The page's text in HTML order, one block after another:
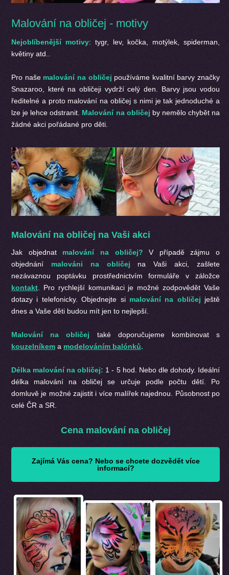
Malování na obličej - motivy
Nejoblíbenější motivy: tygr, lev, kočka, motýlek, spiderman,
květiny atd..
Pro naše malování na obličej používáme kvalitní barvy značky
Snazaroo, které na obličeji vydrží celý den. Barvy jsou vodou
ředitelné a proto malování na obličej s nimi je tak jednoduché a
lze je lehce odstranit. Malování na obličej by nemělo chybět na
žádné akci pořádané pro děti.
Malování na obličej na Vaši akci
Jak objednat malování na obličej? V případě zájmu o
objednání malováni na obličej na Vaši akci, zašlete
nezávaznou poptávku prostřednictvím formuláře v záložce
kontakt . Pro rychlejší komunikaci je možné zodpovědět Vaše
dotazy i telefonicky. Objednejte si malování na obličej ještě
dnes a Vaše děti budou mít jen to nejlepší.
Malování na obličej také doporučujeme kombinovat s
kouzelníkem a modelováním balónků.
Délka malování na obličej: 1 - 5 hod. Nebo dle dohody. Ideální
délka malování na obličej se určuje podle počtu dětí. Po
domluvě je možné zajistit i více malířek najednou. Působnost po
celé ČR a SR.
Cena malování na obličej
Zajímá Vás cena? Nebo se chcete dozvědět více
informací?